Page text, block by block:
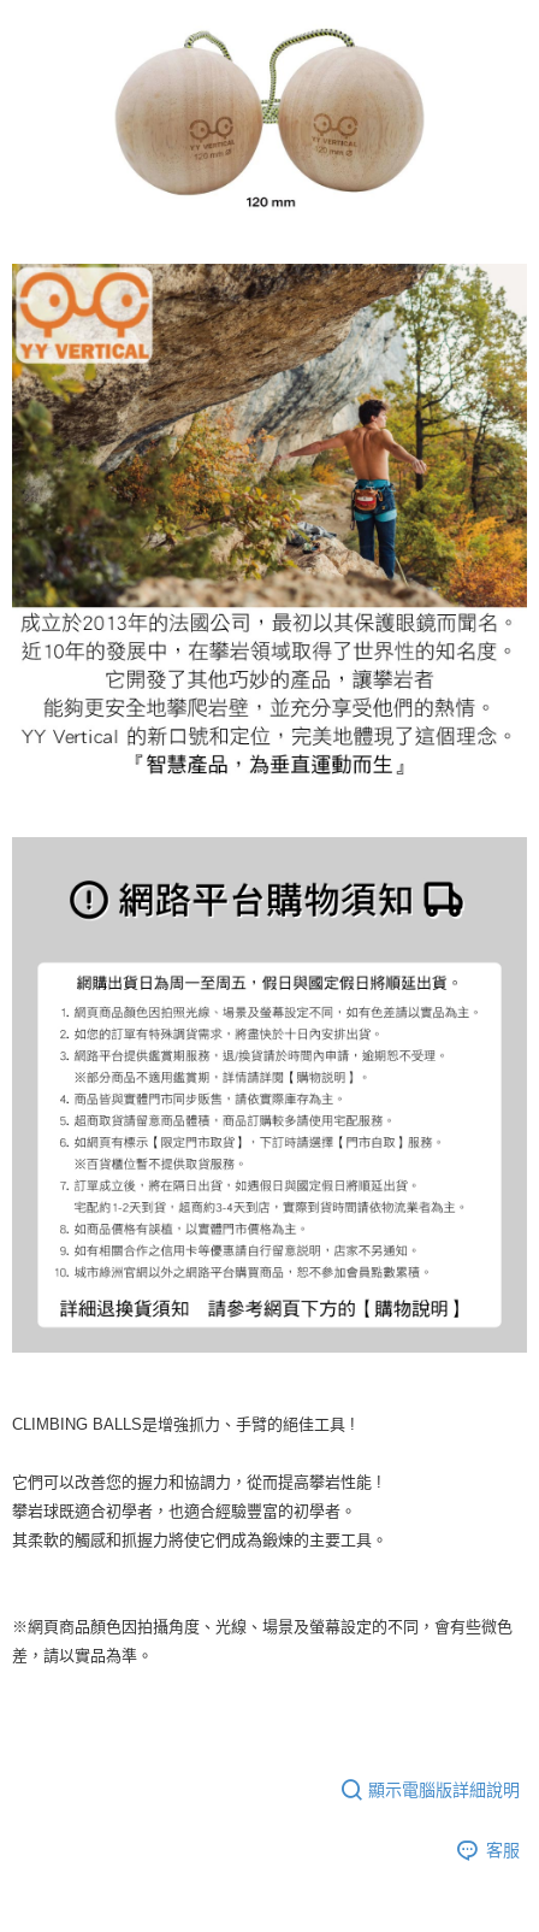
CLIMBING BALLS是增強抓力、手臂的絕佳工具 !
它們可以改善您的握力和協調力，從而提高攀岩性能 !
攀岩球既適合初學者，也適合經驗豐富的初學者。
其柔軟的觸感和抓握力將使它們成為鍛煉的主要工具。
※網頁商品顏色因拍攝角度、光線、場景及螢幕設定的不同，會有些微色
差，請以實品為準。
顯示電腦版詳細說明
客服